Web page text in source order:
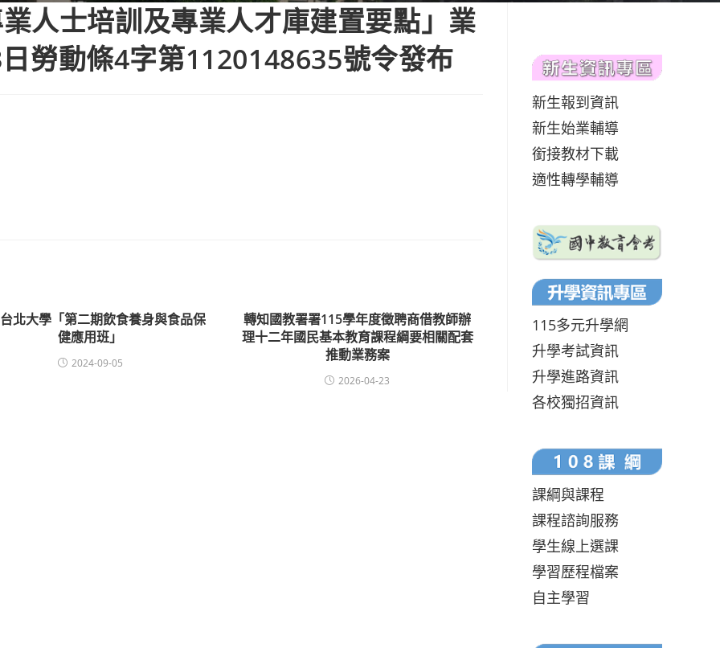
人士培訓及專業人才庫建置要點」業
勞動條4字第1120148635號令發布
北大學「第二期飲食養身與食品保
健應用班」
2024-09-05
轉知國教署署115學年度徵聘商借教師辦
理十二年國民基本教育課程綱要相關配套
推動業務案
2026-04-23
新生報到資訊
新生始業輔導
銜接教材下載
適性轉學輔導
115多元升學網
升學考試資訊
升學進路資訊
各校獨招資訊
課綱與課程
課程諮詢服務
學生線上選課
學習歷程檔案
自主學習